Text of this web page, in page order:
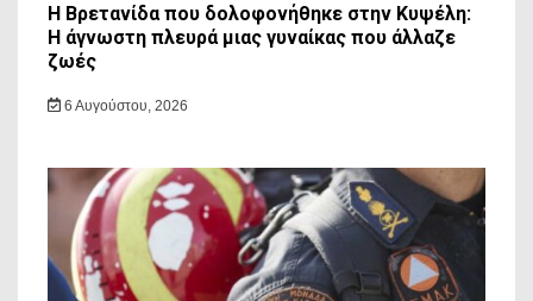
Η Βρετανίδα που δολοφονήθηκε στην Κυψέλη:
Η άγνωστη πλευρά μιας γυναίκας που άλλαζε
ζωές
6 Αυγούστου, 2026